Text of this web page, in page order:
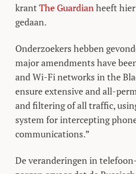
krant The Guardianheeft
gedaan.
Onderzoekers hebben
major amendments have
and Wi-Fi networks in the
ensure extensive and all-
and filtering of all traffic,
system for intercepting
communications.”
De veranderingen in